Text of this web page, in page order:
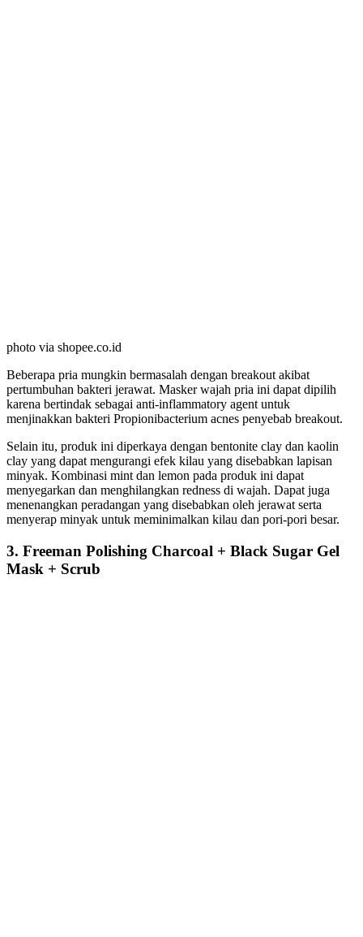
photo via shopee.co.id
Beberapa pria mungkin bermasalah dengan breakout akibat
pertumbuhan bakteri jerawat. Masker wajah pria ini dapat dipilih
karena bertindak sebagai anti-inflammatory agent untuk
menjinakkan bakteri Propionibacterium acnes penyebab breakout.
Selain itu, produk ini diperkaya dengan bentonite clay dan kaolin
clay yang dapat mengurangi efek kilau yang disebabkan lapisan
minyak. Kombinasi mint dan lemon pada produk ini dapat
menyegarkan dan menghilangkan redness di wajah. Dapat juga
menenangkan peradangan yang disebabkan oleh jerawat serta
menyerap minyak untuk meminimalkan kilau dan pori-pori besar.
3. Freeman Polishing Charcoal + Black Sugar Gel
Mask + Scrub